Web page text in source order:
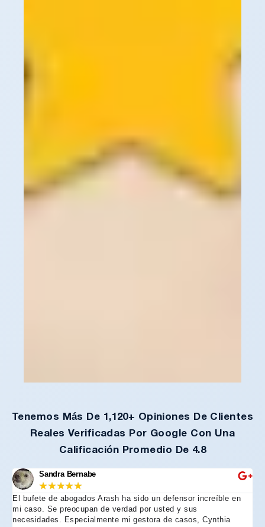
Tenemos Más De 1,120+ Opiniones De Clientes
Reales Verificadas Por Google Con Una
Calificación Promedio De 4.8
Sandra Bernabe
★★★★★
El bufete de abogados Arash ha sido un defensor increíble en
mi caso. Se preocupan de verdad por usted y sus
necesidades. Especialmente mi gestora de casos, Cynthia